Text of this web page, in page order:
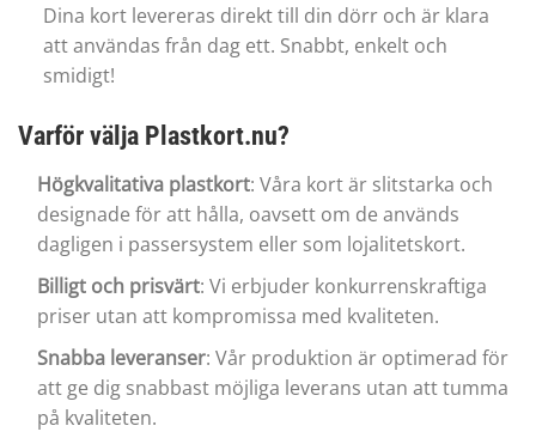
Dina kort levereras direkt till din dörr och är klara
att användas från dag ett. Snabbt, enkelt och
smidigt!
Varför välja Plastkort.nu?
Högkvalitativa plastkort: Våra kort är slitstarka och
designade för att hålla, oavsett om de används
dagligen i passersystem eller som lojalitetskort.
Billigt och prisvärt: Vi erbjuder konkurrenskraftiga
priser utan att kompromissa med kvaliteten.
Snabba leveranser: Vår produktion är optimerad för
att ge dig snabbast möjliga leverans utan att tumma
på kvaliteten.